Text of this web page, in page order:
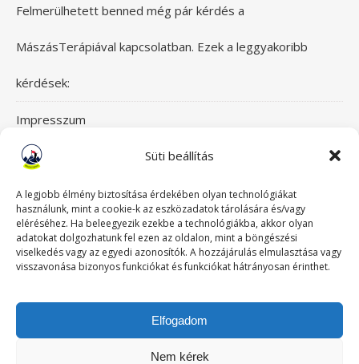
Süti beállítás
A legjobb élmény biztosítása érdekében olyan technológiákat
használunk, mint a cookie-k az eszközadatok tárolására és/vagy
eléréséhez. Ha beleegyezik ezekbe a technológiákba, akkor olyan
adatokat dolgozhatunk fel ezen az oldalon, mint a böngészési
viselkedés vagy az egyedi azonosítók. A hozzájárulás elmulasztása vagy
visszavonása bizonyos funkciókat és funkciókat hátrányosan érinthet.
Elfogadom
Nem kérek
Felmerülhetett benned még pár kérdés a
MászásTerápiával kapcsolatban. Ezek a leggyakoribb
kérdések:
Impresszum
Itt érsz el bennünket!
Mászásterápia csapata
Szeretettel üdvözlünk a Mászásterápia oldalán! Gyere,
nézz körül!
TABUDÖNTÖGETŐ MászásTerápia
Történeteink